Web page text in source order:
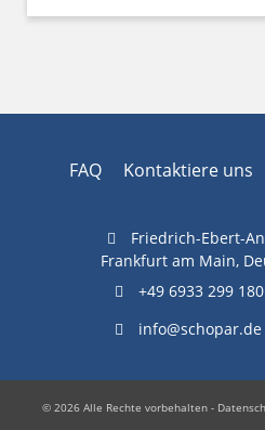
FAQ Kontaktiere uns
Friedrich-Ebert-
Frankfurt am Main,
+49 6933 299 180
info@schopar.de
© 2026 Alle Rechte vorbehalten -